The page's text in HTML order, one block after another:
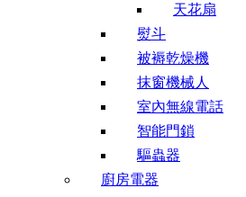
天花扇
熨斗
被褥乾燥機
抹窗機械人
室內無線電話
智能門鎖
驅蟲器
廚房電器